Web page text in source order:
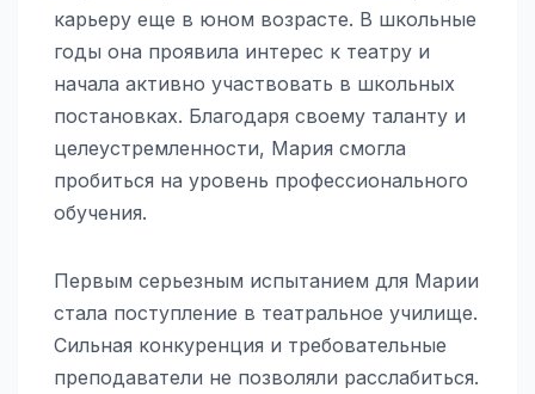
карьеру еще в юном возрасте. В школьные
годы она проявила интерес к театру и
начала активно участвовать в школьных
постановках. Благодаря своему таланту и
целеустремленности, Мария смогла
пробиться на уровень профессионального
обучения.
Первым серьезным испытанием для Марии
стала поступление в театральное училище.
Сильная конкуренция и требовательные
преподаватели не позволяли расслабиться.